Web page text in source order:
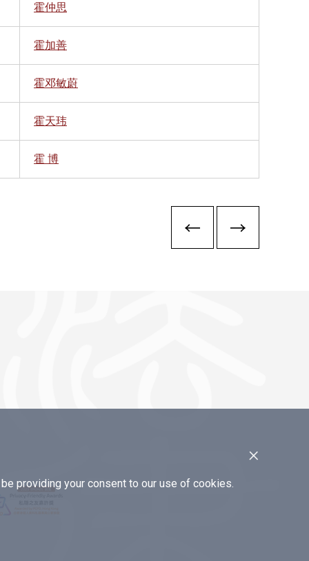
霍仲思
霍加善
霍邓敏蔚
霍天玮
霍 博
×
providing your consent to our use of cookies.